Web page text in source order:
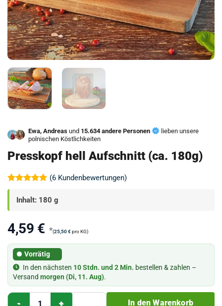
Ewa, Andreas und 15.634 andere Personen
lieben unsere
polnischen Köstlichkeiten
Presskopf hell Aufschnitt (ca. 180g)
Bewertet
mit5von
5, basierend
auf
6
(6Kundenbewertungen)
Inhalt: 180 g
4,59 € *(25,50€pro KG)
Vorrätig
In den nächsten 10 Stdn. und 2 Min. bestellen & zahlen –
Versand morgen (Di, 11. Aug).
Presskopf hell Aufschnitt (ca. 180g) MengeIn den Warenkorb